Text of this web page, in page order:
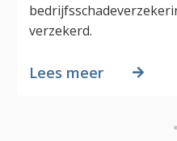
verzekerd.
Lees meer